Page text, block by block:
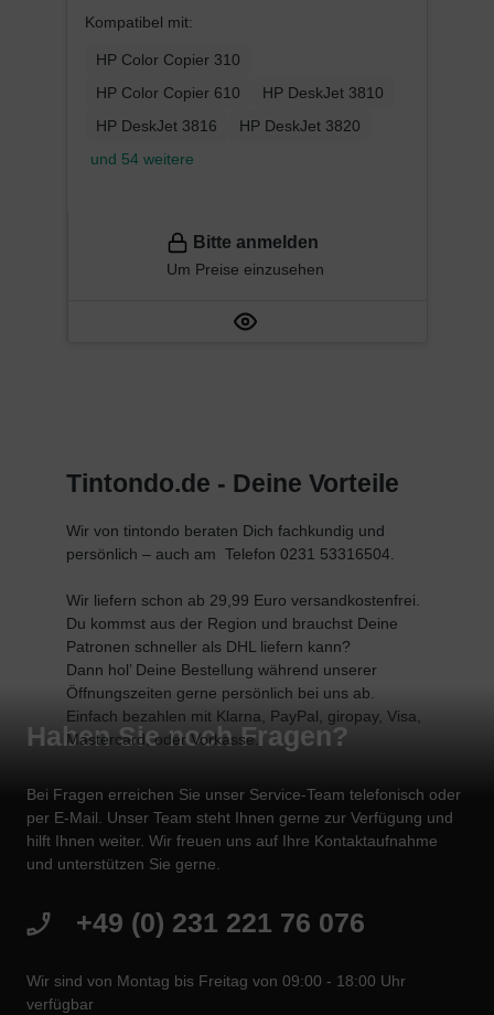
Kompatibel mit:
HP Color Copier 310
HP Color Copier 610
HP DeskJet 3810
HP DeskJet 3816
HP DeskJet 3820
und 54 weitere
Bitte anmelden
Um Preise einzusehen
Tintondo.de - Deine Vorteile
Wir von tintondo beraten Dich fachkundig und
persönlich – auch am Telefon 0231 53316504.
Wir liefern schon ab 29,99 Euro versandkostenfrei.
Du kommst aus der Region und brauchst Deine
Patronen schneller als DHL liefern kann?
Dann hol’ Deine Bestellung während unserer
Öffnungszeiten gerne persönlich bei uns ab.
Einfach bezahlen mit Klarna, PayPal, giropay, Visa,
Mastercard,oderVorkasse.
Haben Sie noch Fragen?
Bei Fragen erreichen Sie unser Service-Team telefonisch oder
per E-Mail. Unser Team steht Ihnen gerne zur Verfügung und
hilft Ihnen weiter. Wir freuen uns auf Ihre Kontaktaufnahme
und unterstützen Sie gerne.
+49 (0) 231 221 76 076
Wir sind von Montag bis Freitag von 09:00 - 18:00 Uhr
verfügbar